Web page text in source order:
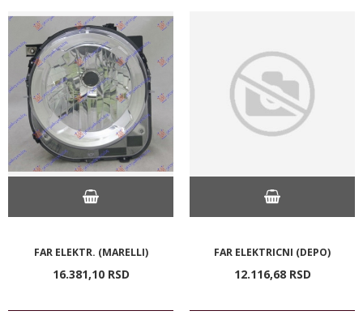
FAR ELEKTR. (MARELLI)
16.381,10 RSD
FAR ELEKTRICNI (DEPO)
12.116,68 RSD